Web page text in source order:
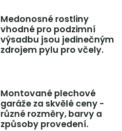
Medonosné rostliny
vhodné pro podzimní
výsadbu jsou jedinečným
zdrojem pylu pro včely.
Montované plechové
garáže za skvělé ceny -
různé rozměry, barvy a
způsoby provedení.